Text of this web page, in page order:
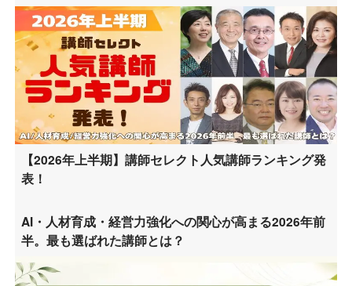
【2026年上半期】講師セレクト人気講師ランキング発
表！
AI・人材育成・経営力強化への関心が高まる2026年前
半。最も選ばれた講師とは？